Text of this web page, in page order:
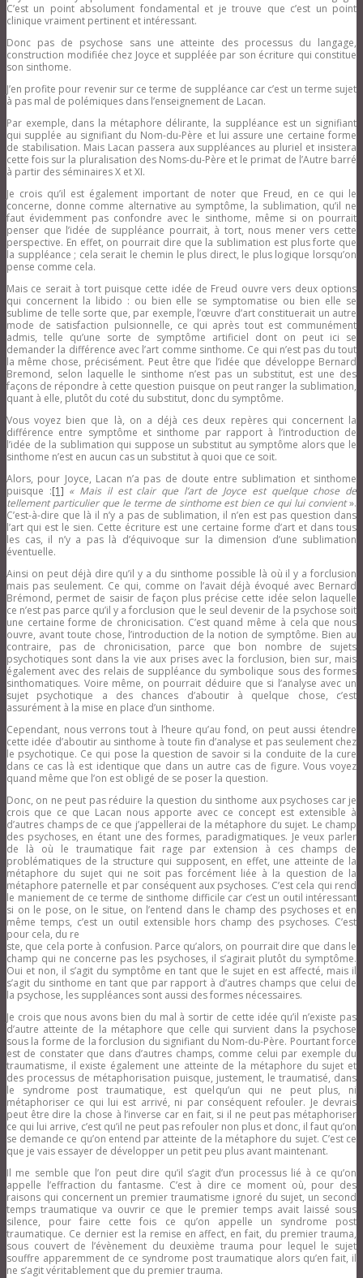
C’est un point absolument fondamental et je trouve que c’est un point
clinique vraiment pertinent et intéressant.
Donc pas de psychose sans une atteinte des processus du langage,
construction modifiée chez Joyce et suppléée par son écriture qui constitue
son sinthome.
J’en profite pour revenir sur ce terme de suppléance car c’est un terme sujet
à pas mal de polémiques dans l’enseignement de Lacan.
Par exemple, dans la métaphore délirante, la suppléance est un signifiant
qui supplée au signifiant du Nom-du-Père et lui assure une certaine forme
de stabilisation. Mais Lacan passera aux suppléances au pluriel et insistera
cette fois sur la pluralisation des Noms-du-Père et le primat de l’Autre barré
à partir des séminaires X et XI.
Je crois qu’il est également important de noter que Freud, en ce qui le
concerne, donne comme alternative au symptôme, la sublimation, qu’il ne
faut évidemment pas confondre avec le sinthome, même si on pourrait
penser que l’idée de suppléance pourrait, à tort, nous mener vers cette
perspective. En effet, on pourrait dire que la sublimation est plus forte que
la suppléance ; cela serait le chemin le plus direct, le plus logique lorsqu’on
pense comme cela.
Mais ce serait à tort puisque cette idée de Freud ouvre vers deux options
qui concernent la libido : ou bien elle se symptomatise ou bien elle se
sublime de telle sorte que, par exemple, l’œuvre d’art constituerait un autre
mode de satisfaction pulsionnelle, ce qui après tout est communément
admis, telle qu’une sorte de symptôme artificiel dont on peut ici se
demander la différence avec l’art comme sinthome. Ce qui n’est pas du tout
la même chose, précisément. Peut être que l’idée que développe Bernard
Bremond, selon laquelle le sinthome n’est pas un substitut, est une des
façons de répondre à cette question puisque on peut ranger la sublimation,
quant à elle, plutôt du coté du substitut, donc du symptôme.
Vous voyez bien que là, on a déjà ces deux repères qui concernent la
différence entre symptôme et sinthome par rapport à l’introduction de
l’idée de la sublimation qui suppose un substitut au symptôme alors que le
sinthome n’est en aucun cas un substitut à quoi que ce soit.
Alors, pour Joyce, Lacan n’a pas de doute entre sublimation et sinthome
puisque :[1] « Mais il est clair que l’art de Joyce est quelque chose de
tellement particulier que le terme de sinthome est bien ce qui lui convient».
C’est-à-dire que là il n’y a pas de sublimation, il n’en est pas question dans
l’art qui est le sien. Cette écriture est une certaine forme d’art et dans tous
les cas, il n’y a pas là d’équivoque sur la dimension d’une sublimation
éventuelle.
Ainsi on peut déjà dire qu’il y a du sinthome possible là où il y a forclusion
mais pas seulement. Ce qui, comme on l’avait déjà évoqué avec Bernard
Brémond, permet de saisir de façon plus précise cette idée selon laquelle
ce n’est pas parce qu’il y a forclusion que le seul devenir de la psychose soit
une certaine forme de chronicisation. C’est quand même à cela que nous
ouvre, avant toute chose, l’introduction de la notion de symptôme. Bien au
contraire, pas de chronicisation, parce que bon nombre de sujets
psychotiques sont dans la vie aux prises avec la forclusion, bien sur, mais
également avec des relais de suppléance du symbolique sous des formes
sinthomatiques. Voire même, on pourrait déduire que si l’analyse avec un
sujet psychotique a des chances d’aboutir à quelque chose, c’est
assurément à la mise en place d’un sinthome.
Cependant, nous verrons tout à l’heure qu’au fond, on peut aussi étendre
cette idée d’aboutir au sinthome à toute fin d’analyse et pas seulement chez
le psychotique. Ce qui pose la question de savoir si la conduite de la cure
dans ce cas là est identique que dans un autre cas de figure. Vous voyez
quand même que l’on est obligé de se poser la question.
Donc, on ne peut pas réduire la question du sinthome aux psychoses car je
crois que ce que Lacan nous apporte avec ce concept est extensible à
d’autres champs de ce que j’appellerai de la métaphore du sujet. Le champ
des psychoses, en étant une des formes, paradigmatiques. Je veux parler
de là où le traumatique fait rage par extension à ces champs de
problématiques de la structure qui supposent, en effet, une atteinte de la
métaphore du sujet qui ne soit pas forcément liée à la question de la
métaphore paternelle et par conséquent aux psychoses. C’est cela qui rend
le maniement de ce terme de sinthome difficile car c’est un outil intéressant
si on le pose, on le situe, on l’entend dans le champ des psychoses et en
même temps, c’est un outil extensible hors champ des psychoses. C’est
pour cela, du re
ste, que cela porte à confusion. Parce qu’alors, on pourrait dire que dans le
champ qui ne concerne pas les psychoses, il s’agirait plutôt du symptôme.
Oui et non, il s’agit du symptôme en tant que le sujet en est affecté, mais il
s’agit du sinthome en tant que par rapport à d’autres champs que celui de
la psychose, les suppléances sont aussi des formes nécessaires.
Je crois que nous avons bien du mal à sortir de cette idée qu’il n’existe pas
d’autre atteinte de la métaphore que celle qui survient dans la psychose
sous la forme de la forclusion du signifiant du Nom-du-Père. Pourtant force
est de constater que dans d’autres champs, comme celui par exemple du
traumatisme, il existe également une atteinte de la métaphore du sujet et
des processus de métaphorisation puisque, justement, le traumatisé, dans
le syndrome post traumatique, est quelqu’un qui ne peut plus, ni
métaphoriser ce qui lui est arrivé, ni par conséquent refouler. Je devrais
peut être dire la chose à l’inverse car en fait, si il ne peut pas métaphoriser
ce qui lui arrive, c’est qu’il ne peut pas refouler non plus et donc, il faut qu’on
se demande ce qu’on entend par atteinte de la métaphore du sujet. C’est ce
que je vais essayer de développer un petit peu plus avant maintenant.
Il me semble que l’on peut dire qu’il s’agit d’un processus lié à ce qu’on
appelle l’effraction du fantasme. C’est à dire ce moment où, pour des
raisons qui concernent un premier traumatisme ignoré du sujet, un second
temps traumatique va ouvrir ce que le premier temps avait laissé sous
silence, pour faire cette fois ce qu’on appelle un syndrome post
traumatique. Ce dernier est la remise en affect, en fait, du premier trauma,
sous couvert de l’évènement du deuxième trauma pour lequel le sujet
souffre apparemment de ce syndrome post traumatique alors qu’en fait, il
ne s’agit véritablement que du premier trauma.